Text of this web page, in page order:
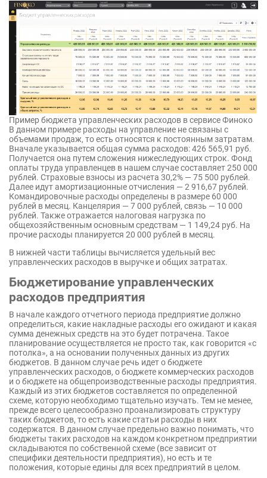
Пример бюджета управленческих расходов в сервисе Финоко
В данном примере расходы на управление не связаны с
объемами продаж, то есть относятся к постоянным затратам.
Вначале указывается общая сумма расходов: 426 565,91 руб.
Получается она путем сложения нижеследующих строк. Фонд
оплаты труда управленцев в нашем случае составляет 250 000
рублей. Страховые взносы из расчета 30,2% — 75 500 рублей.
Далее идут амортизационные отчисления — 2 916,67 рублей.
Командировочные расходы определены в размере 60 000
рублей в месяц. Канцелярия — 7 000 рублей, связь — 10 000
рублей. Также отражается налоговая нагрузка по
общехозяйственным основным средствам — 1 149,24 руб. На
прочие расходы планируется 20 000 рублей в месяц.
В нижней части таблицы вычисляется удельный вес
управленческих расходов в выручке и общих затратах.
Бюджетирование управленческих
расходов предприятия
В начале каждого отчетного периода предприятие должно
определиться, какие накладные расходы его ожидают и какая
сумма денежных средств на это будет потрачена. Такое
планирование осуществляется не просто так, как говорится «с
потолка», а на основании полученных данных из других
бюджетов. В данном случае речь идет о бюджете
управленческих расходов, о бюджете коммерческих расходов
и о бюджете на общепроизводственные расходы предприятия.
Каждый из этих бюджетов составляется по определенной
схеме, которую необходимо тщательно изучать. Тем не менее,
прежде всего целесообразно проанализировать структуру
таких бюджетов, то есть какие статьи расходы в них
содержатся. В данном случае предельно важно понимать, что
бюджеты таких расходов на каждом конкретном предприятии
складываются по собственной схеме (все зависит от
специфики деятельности предприятия), но есть и те
положения, которые едины для всех предприятий в целом.